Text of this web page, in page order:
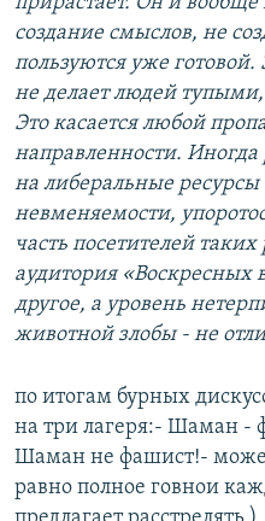
создание смыслов, не
пользуются уже
не делает людей
Это касается любой
направленности.
на либеральные ресурсы
невменяемости,
часть посетителей
аудитория «Воскресных
другое, а уровень
животной злобы - не
по итогам бурных
на три лагеря:- Шаман -
Шаман не фашист!-
равно полное говнои